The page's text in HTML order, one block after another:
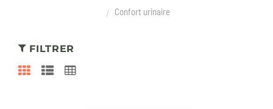
Confort urinaire
FILTRER